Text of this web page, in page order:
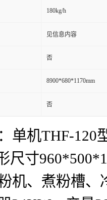
180kg/h
见信息内容
否
8900*680*1170mm
否
单机THF-120
尺寸
机、煮粉槽